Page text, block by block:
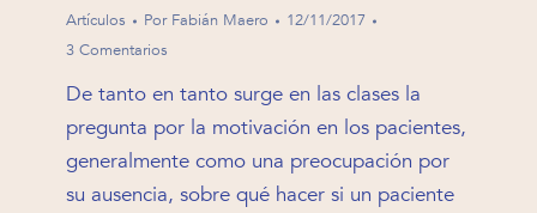
Artículos Por Fabián Maero
12/11/2017
3 Comentarios
De tanto en tanto surge en las clases la
pregunta por la motivación en los pacientes,
generalmente como una preocupación por
su ausencia, sobre qué hacer si un paciente